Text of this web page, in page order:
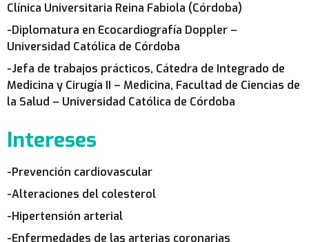
Clínica Universitaria Reina Fabiola (Córdoba)
-Diplomatura en Ecocardiografía Doppler –
Universidad Católica de Córdoba
-Jefa de trabajos prácticos, Cátedra de Integrado de
Medicina y Cirugía II – Medicina, Facultad de Ciencias de
la Salud – Universidad Católica de Córdoba
Intereses
-Prevención cardiovascular
-Alteraciones del colesterol
-Hipertensión arterial
-Enfermedades de las arterias coronarias